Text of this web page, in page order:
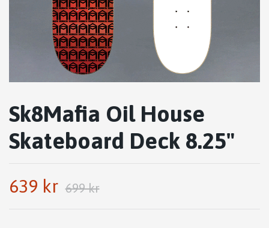
Sk8Mafia Oil House
Skateboard Deck 8.25"
639 kr 699 kr